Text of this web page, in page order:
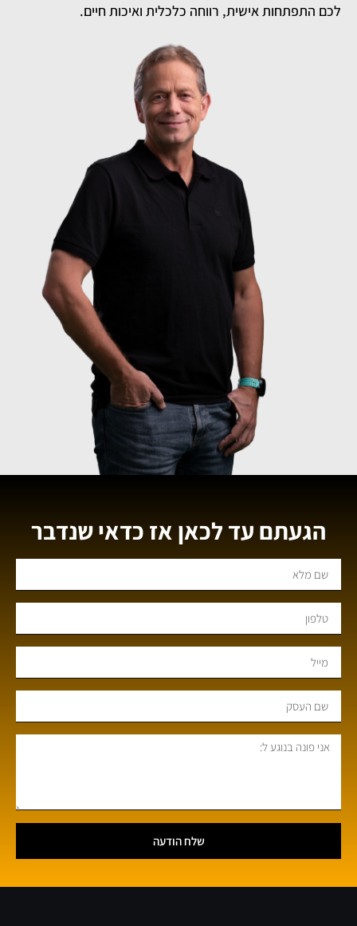
לכם התפתחות אישית, רווחה כלכלית ואיכות חיים.
הגעתם עד לכאן אז כדאי שנדבר
שלח הודעה